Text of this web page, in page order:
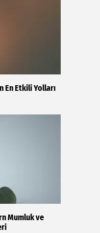
En Etkili Yolları
Mumluk ve